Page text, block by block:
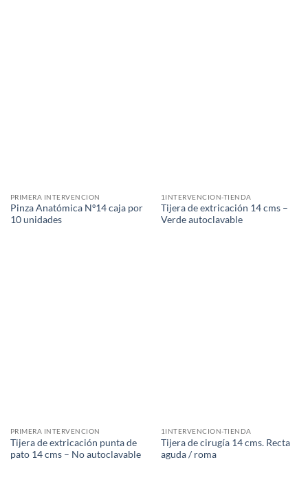
PRIMERA INTERVENCION
Pinza Anatómica Nº14 caja por
10 unidades
1INTERVENCION-TIENDA
Tijera de extricación 14 cms –
Verde autoclavable
PRIMERA INTERVENCION
Tijera de extricación punta de
pato 14 cms – No autoclavable
1INTERVENCION-TIENDA
Tijera de cirugía 14 cms. Recta
aguda / roma